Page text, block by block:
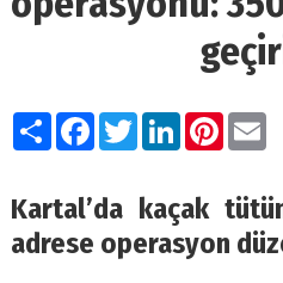
PaylaşFacebook
TwitterLinkedIn
Kartal’da kaçak
adrese operasyon